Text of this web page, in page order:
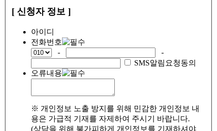
[ 신청자 정보 ]
아이디
전화번호
-
-
SMS알림요청동의
오류내용
※ 개인정보 노출 방지를 위해 민감한 개인정보 내
용은 가급적 기재를 자제하여 주시기 바랍니다.
(상담을 위해 불가피하게 개인정보를 기재하셔야